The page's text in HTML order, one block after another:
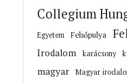
Collegium
Egyetem Felsőpulya
Irodalom karácsony
magyar Magyar